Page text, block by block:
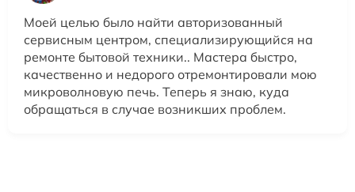
Моей целью было найти авторизованный
сервисным центром, специализирующийся на
ремонте бытовой техники.. Мастера быстро,
качественно и недорого отремонтировали мою
микроволновую печь. Теперь я знаю, куда
обращаться в случае возникших проблем.